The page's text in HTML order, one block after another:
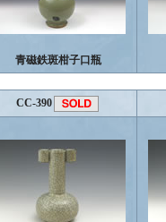
青磁鉄斑柑子口瓶
CC-390